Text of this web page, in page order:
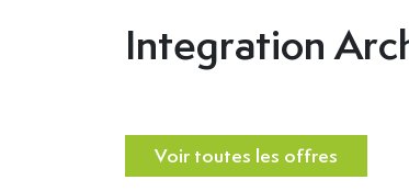
Integration
Voir toutes les offres